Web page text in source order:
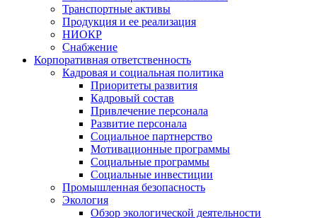
Транспортные активы
Продукция и ее реализация
НИОКР
Снабжение
Корпоративная ответственность
Кадровая и социальная политика
Приоритеты развития
Кадровый состав
Привлечение персонала
Развитие персонала
Социальное партнерство
Мотивационные программы
Социальные программы
Социальные инвестиции
Промышленная безопасность
Экология
Обзор экологической деятельности